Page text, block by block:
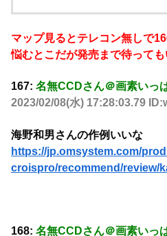
マップ見るとテレコン無しで
悩むとこだが発売まで待って
167: 名無CCDさん＠画素いっ
2023/02/08(水) 17:28:03.79
海野和男さんの作例いいな
https://jp.omsystem.com/
croispro/recommend/review/
168: 名無CCDさん＠画素いっ